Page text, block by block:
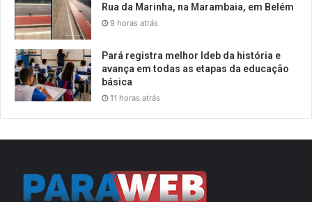
Rua da Marinha, na Marambaia, em Belém
9 horas atrás
Pará registra melhor Ideb da história e
avança em todas as etapas da educação
básica
11 horas atrás